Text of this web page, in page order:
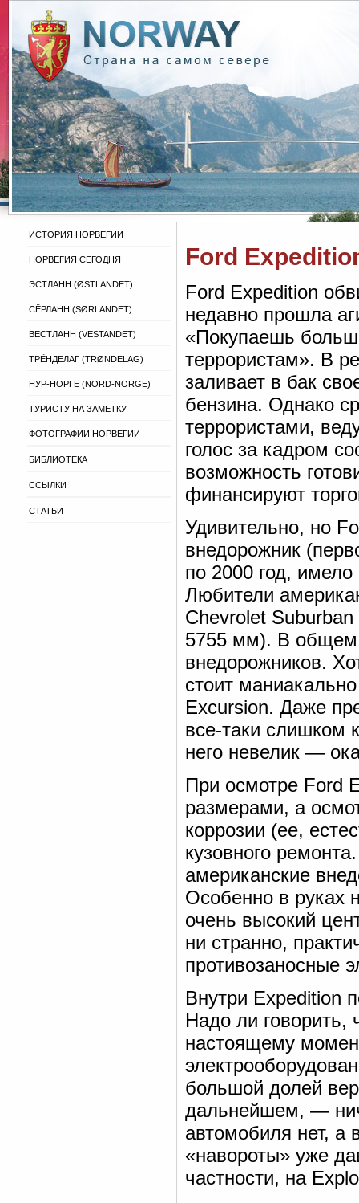
ИСТОРИЯ НОРВЕГИИ
НОРВЕГИЯ СЕГОДНЯ
ЭСТЛАНН (ØSTLANDET)
СЁРЛАНН (SØRLANDET)
ВЕСТЛАНН (VESTANDET)
ТРЁНДЕЛАГ (TRØNDELAG)
НУР-НОРГЕ (NORD-NORGE)
ТУРИСТУ НА ЗАМЕТКУ
ФОТОГРАФИИ НОРВЕГИИ
БИБЛИОТЕКА
ССЫЛКИ
СТАТЬИ
Ford
Ford Expedition
недавно прошла
«Покупаешь
террористам». В
заливает в бак
бензина. Однако
террористами,
голос за кадром
возможность
финансируют
Удивительно, но
внедорожник
по 2000 год,
Любители
Chevrolet
5755 мм). В общем,
внедорожников.
стоит
Excursion. Даже
все-таки слишком
него невелик —
При осмотре Ford
размерами, а
коррозии (ее,
кузовного
американские
Особенно в руках
очень высокий
ни странно,
противозаносные
Внутри Expedition
Надо ли говорить,
настоящему
большой долей
дальнейшем, —
автомобиля нет, а
«навороты» уже
частности, на